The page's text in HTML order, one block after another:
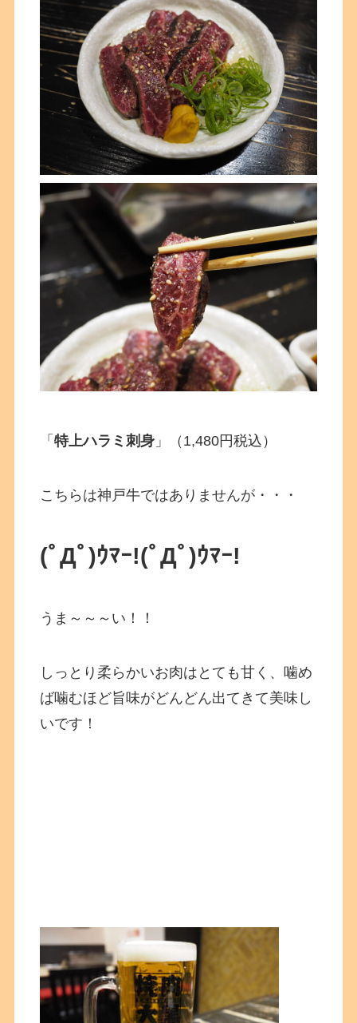
「特上ハラミ刺身 」（1,480円税込）
こちらは神戸牛ではありませんが・・・
(ﾟДﾟ)ｳﾏｰ!(ﾟДﾟ)ｳﾏｰ!
うま～～～い！！
しっとり柔らかいお肉はとても甘く、噛め
ば噛むほど旨味がどんどん出てきて美味し
いです！